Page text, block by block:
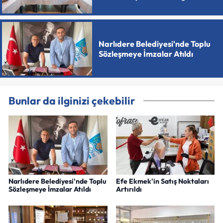
Narlıdere Belediyesi'nde Toplu
Sözleşmeye İmzalar Atıldı
Bunlar da ilginizi çekebilir
Narlıdere Belediyesi'nde Toplu
Sözleşmeye İmzalar Atıldı
Efe Ekmek'in Satış Noktaları
Artırıldı